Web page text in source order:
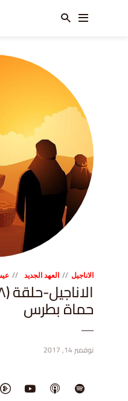
الاناجيل العهد الجديد
حماة بطرس
نوفمبر 14, 2017